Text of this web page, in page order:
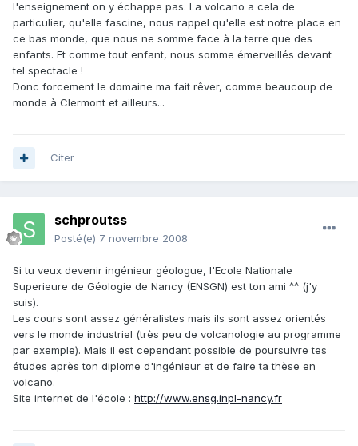
l'enseignement on y échappe pas. La volcano a cela de
particulier, qu'elle fascine, nous rappel qu'elle est notre place en
ce bas monde, que nous ne somme face à la terre que des
enfants. Et comme tout enfant, nous somme émerveillés devant
tel spectacle !
Donc forcement le domaine ma fait rêver, comme beaucoup de
monde à Clermont et ailleurs...
Citer
schproutss
Posté(e) 7 novembre 2008
Si tu veux devenir ingénieur géologue, l'Ecole Nationale
Superieure de Géologie de Nancy (ENSGN) est ton ami ^^ (j'y
suis).
Les cours sont assez généralistes mais ils sont assez orientés
vers le monde industriel (très peu de volcanologie au programme
par exemple). Mais il est cependant possible de poursuivre tes
études après ton diplome d'ingénieur et de faire ta thèse en
volcano.
Site internet de l'école : http://www.ensg.inpl-nancy.fr